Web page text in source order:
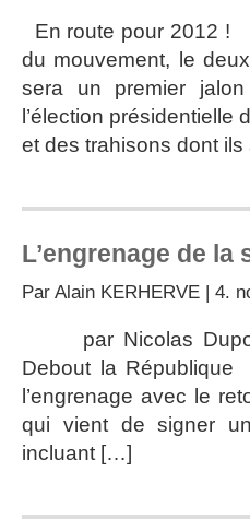
En route pour 2012 !
du mouvement, le
sera un premier
l’élection
et des trahisons dont
L’engrenage de la
Par Alain KERHERVE | 4.
par Nicolas
Debout la
l’engrenage avec le
qui vient de signer
incluant […]